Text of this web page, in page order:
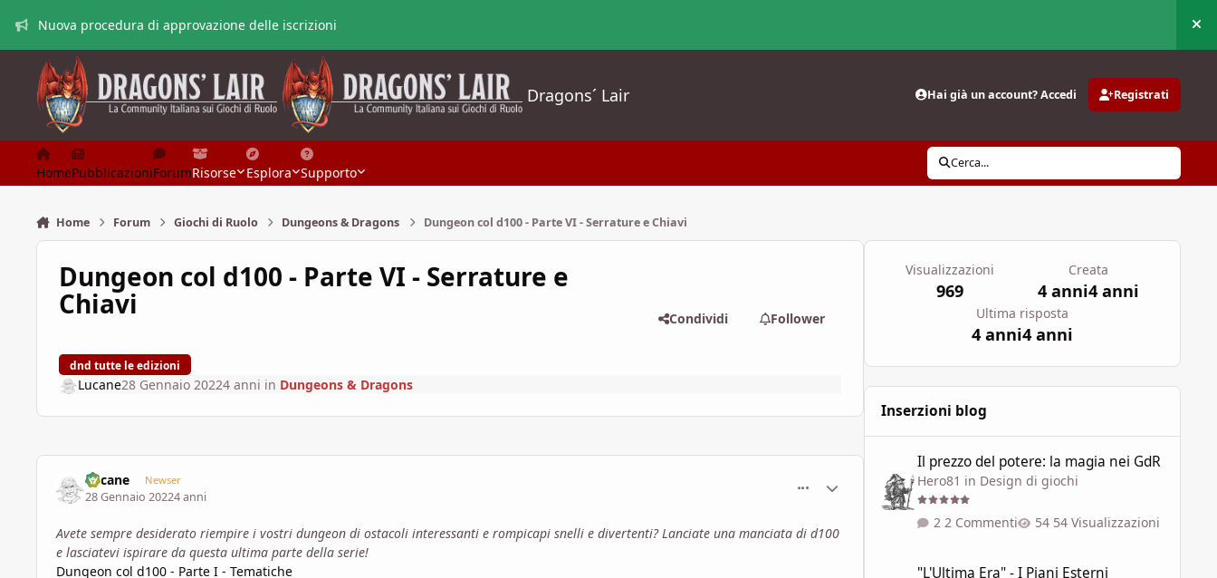
Nuova procedura di approvazione delle iscrizioni
Dragons´ Lair Hai già un account? Accedi Registrati
HomePubblicazioniForumRisorse Esplora Supporto
Cerca...
Home Forum Giochi di Ruolo Dungeons & Dragons Dungeon col d100 - Parte VI - Serrature e Chiavi
Dungeon col d100 - Parte VI - Serrature e
Chiavi
dnd tutte le edizioni
Condividi Follower
Lucane28 Gennaio 20224 anni in Dungeons & Dragons
Lucane Newser
28 Gennaio 20224 anni
comment_1790010
Statistiche Autore
Avete sempre desiderato riempire i vostri dungeon di ostacoli interessanti e rompicapi snelli e divertenti? Lanciate una manciata di d100
e lasciatevi ispirare da questa ultima parte della serie!
Dungeon col d100 - Parte I - Tematiche
Visualizzazioni
969
Creata
4 anni4 anni
Ultima risposta
4 anni4 anni
Inserzioni blog
Il prezzo del potere: la magia nei GdR
Hero81 in Design di giochi
2 Commenti 54 Visualizzazioni
"L'Ultima Era" - I Piani Esterni